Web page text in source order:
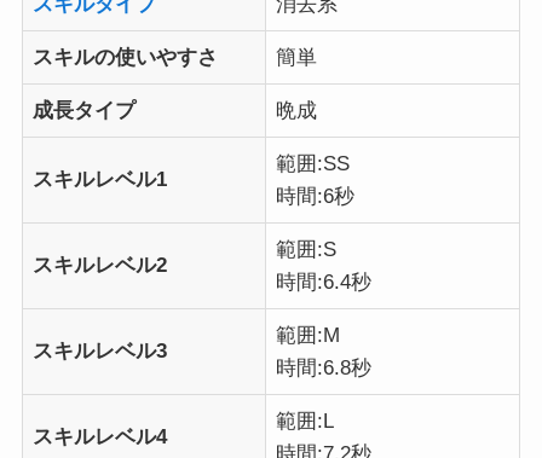
スキルタイプ 消去系
スキルの使いやすさ 簡単
成長タイプ 晩成
スキルレベル1
範囲:SS
時間:6秒
スキルレベル2
範囲:S
時間:6.4秒
スキルレベル3
範囲:M
時間:6.8秒
スキルレベル4
範囲:L